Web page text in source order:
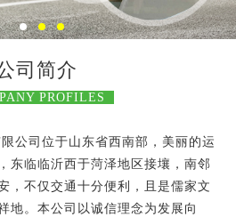
司简介
PROFILES
司位于山东省西南部，美丽的运
东临临沂西于菏泽地区接壤，南邻
，不仅交通十分便利，且是儒家文
地。本公司以诚信理念为发展向